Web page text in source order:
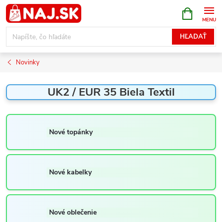
Prejsť
na
obsah
HĽADAŤ
KOŠÍK
Novinky
UK2 / EUR 35 Biela Textil
Nové topánky
Nové kabelky
Nové oblečenie